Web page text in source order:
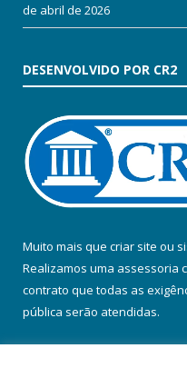
de abril de 2026
DESENVOLVIDO POR CR2
Muito mais que criar site ou
Realizamos uma assessoria
contrato que todas as
pública serão atendidas.